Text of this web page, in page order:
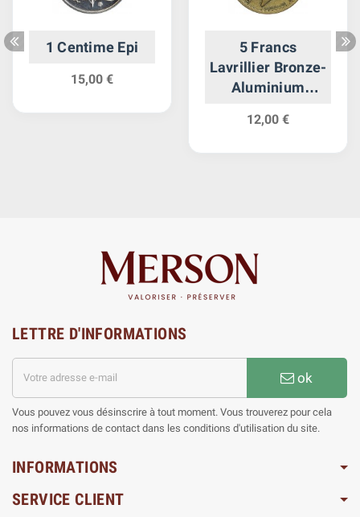
1 Centime Epi
15,00 €
5 Francs
Lavrillier Bronze-
Aluminium
République
12,00 €
LETTRE D'INFORMATIONS
ok
Vous pouvez vous désinscrire à tout moment. Vous trouverez pour cela
nos informations de contact dans les conditions d'utilisation du site.
INFORMATIONS
SERVICE CLIENT